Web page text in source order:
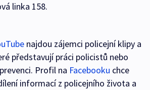
linka 158.
najdou zájemci policejní klipy a
představují práci policistů nebo
Profil na Facebooku chce
informací z policejního života a